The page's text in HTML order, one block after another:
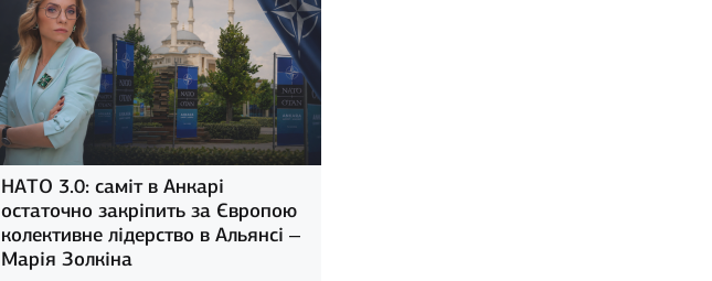
НАТО 3.0: саміт в Анкарі
остаточно закріпить за Європою
колективне лідерство в Альянсі –
Марія Золкіна